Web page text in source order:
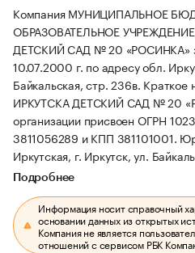
Компания МУНИЦИПАЛЬНОЕ
ОБРАЗОВАТЕЛЬНОЕ
ДЕТСКИЙ САД № 20 «РОСИНКА»
10.07.2000 г. по адресу обл.
Байкальская, стр. 236в. Краткое
ИРКУТСКА ДЕТСКИЙ САД № 20
организации присвоен ОГРН
3811056289 и КПП 381101001.
Иркутская, г. Иркутск, ул.
Подробнее
Информация носит справочный
основании данных из открытых
Компания не является
отношений с сервисом РБК